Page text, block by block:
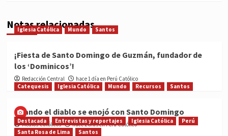
Notas relacionadas
Iglesia Católica Mundo Santos
¡Fiesta de Santo Domingo de Guzmán, fundador de
los ‘Dominicos’!
Redacción Central
hace 1 día en Perú Católico
Catequesis
Iglesia Católica Mundo Recursos Santos
Cuando el diablo se enojó con Santo Domingo
Medios Católicos hace 2 días en Perú Católico
Destacada Entrevistas y reportajes Iglesia Católica
Perú
Santa Rosa de Lima
Santos